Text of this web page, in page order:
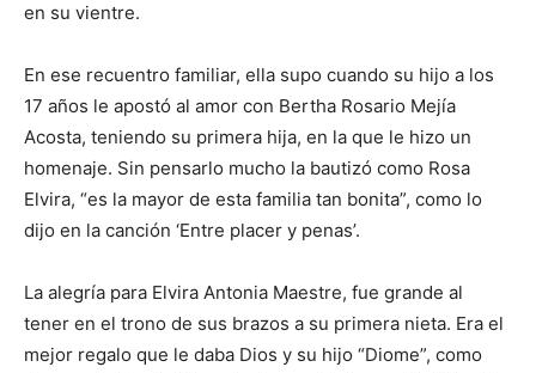
en su vientre.
En ese recuentro familiar, ella supo cuando su hijo a los
17 años le apostó al amor con Bertha Rosario Mejía
Acosta, teniendo su primera hija, en la que le hizo un
homenaje. Sin pensarlo mucho la bautizó como Rosa
Elvira, “es la mayor de esta familia tan bonita”, como lo
dijo en la canción ‘Entre placer y penas’.
La alegría para Elvira Antonia Maestre, fue grande al
tener en el trono de sus brazos a su primera nieta. Era el
mejor regalo que le daba Dios y su hijo “Diome”, como